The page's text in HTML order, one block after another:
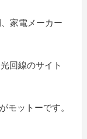
家電メーカー
回線のサイト
モットーです。